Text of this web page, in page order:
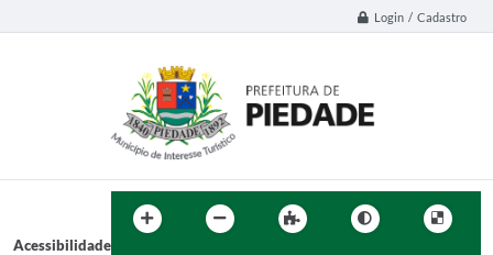
Login / Cadastro
Acessibilidade